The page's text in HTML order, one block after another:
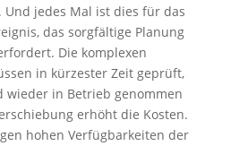
Und jedes Mal ist dies für das
das sorgfältige Planung
Die komplexen
in kürzester Zeit geprüft,
wieder in Betrieb genommen
erhöht die Kosten.
hohen Verfügbarkeiten der